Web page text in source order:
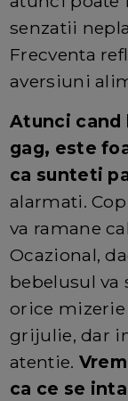
senzatii
Frecventa
aversiuni
Atunci cand
gag, este
ca sunteti
alarmati.
va ramane
Ocazional,
bebelusul va
orice
grijulie, dar
atentie.
ca ce se